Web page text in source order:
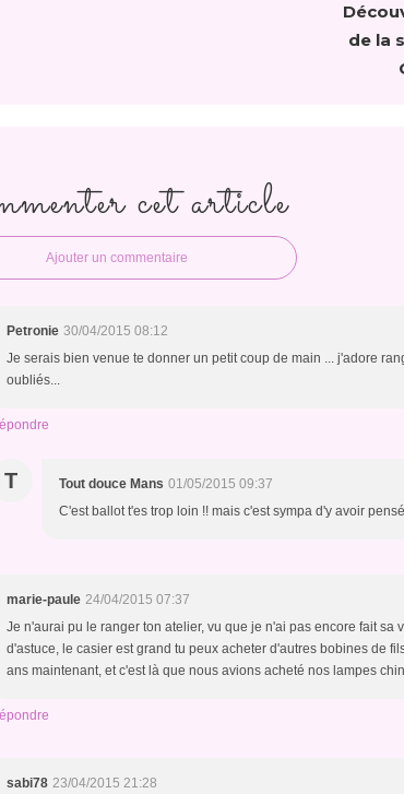
de la
cet article
Ajouter un commentaire
Petronie 30/04/2015 08:12
Je serais bien venue te donner un petit coup de main ... j'adore
oubliés...
T Tout douce Mans 01/05/2015 09:37
C'est ballot t'es trop loin !! mais c'est sympa d'y avoir
marie-paule 24/04/2015 07:37
Je n'aurai pu le ranger ton atelier, vu que je n'ai pas encore fait sa
d'astuce, le casier est grand tu peux acheter d'autres bobines de
ans maintenant, et c'est là que nous avions acheté nos lampes
sabi78 23/04/2015 21:28